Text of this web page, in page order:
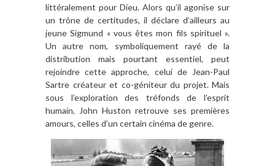
littéralement pour Dieu. Alors qu’il agonise sur
un trône de certitudes, il déclare d’ailleurs au
jeune Sigmund « vous êtes mon fils spirituel ».
Un autre nom, symboliquement rayé de la
distribution mais pourtant essentiel, peut
rejoindre cette approche, celui de Jean-Paul
Sartre créateur et co-géniteur du projet. Mais
sous l’exploration des tréfonds de l’esprit
humain, John Huston retrouve ses premières
amours, celles d’un certain cinéma de genre.